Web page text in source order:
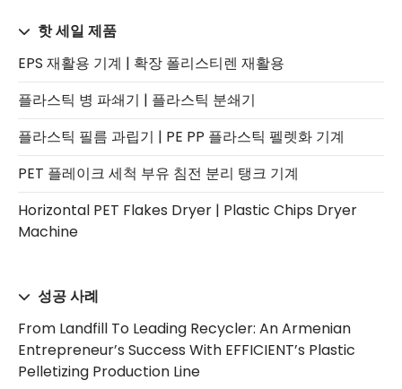
핫 세일 제품
EPS 재활용 기계 | 확장 폴리스티렌 재활용
플라스틱 병 파쇄기 | 플라스틱 분쇄기
플라스틱 필름 과립기 | PE PP 플라스틱 펠렛화 기계
PET 플레이크 세척 부유 침전 분리 탱크 기계
Horizontal PET Flakes Dryer | Plastic Chips Dryer
Machine
성공 사례
From Landfill To Leading Recycler: An Armenian
Entrepreneur’s Success With EFFICIENT’s Plastic
Pelletizing Production Line